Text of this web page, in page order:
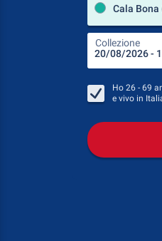
Cala
Collezione
Ho 26 - 69
e vivo in